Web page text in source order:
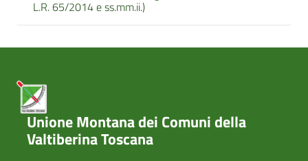
L.R. 65/2014 e ss.mm.ii.)
Unione Montana dei Comuni della
Valtiberina Toscana